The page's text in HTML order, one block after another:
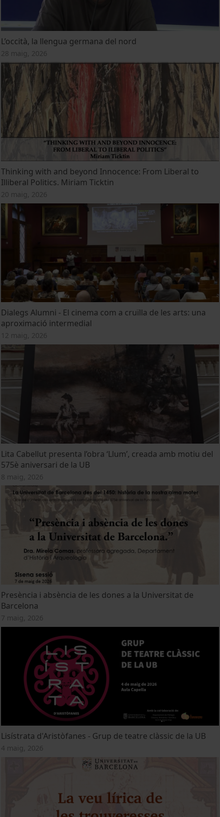
L’occità, la llengua germana del nord
28 maig, 2026
Thinking with and beyond Innocence: From Liberal to
Illiberal Politics. Miriam Ticktin
20 maig, 2026
Dialegs Alumni - El cinema com a cruïlla de les arts: una
aproximació intermedial
12 maig, 2026
Lita Cabellut presenta l’obra ‘Llum’, creada amb motiu del
575è aniversari de la UB
8 maig, 2026
Presència i absència de les dones a la Universitat de
Barcelona
7 maig, 2026
Lisístrata d'Aristòfanes - Grup de teatre clàssic de la UB
4 maig, 2026